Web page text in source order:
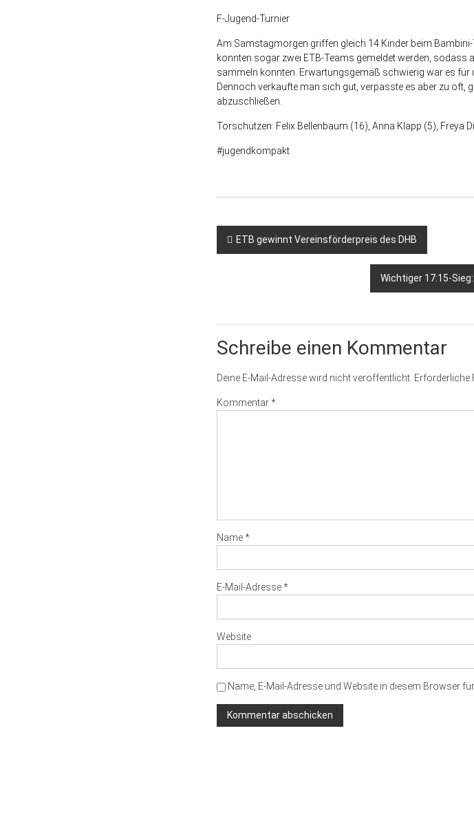
F-Jugend-Turnier
Am Samstagmorgen griffen gleich 14 Kinder beim
konnten sogar zwei ETB-Teams gemeldet werden, sodass
sammeln konnten. Erwartungsgemäß schwierig war es für
Dennoch verkaufte man sich gut, verpasste es aber zu
abzuschließen.
Torschützen: Felix Bellenbaum (16), Anna Klapp (5), Freya
#jugendkompakt
ETB gewinnt Vereinsförderpreis des DHB
Wichtiger 17:15-
Schreibe einen Kommentar
Deine E-Mail-Adresse wird nicht veröffentlicht. Erforderliche
Kommentar*
Name*
E-Mail-Adresse*
Website
Name, E-Mail-Adresse und Website in diesem Browser